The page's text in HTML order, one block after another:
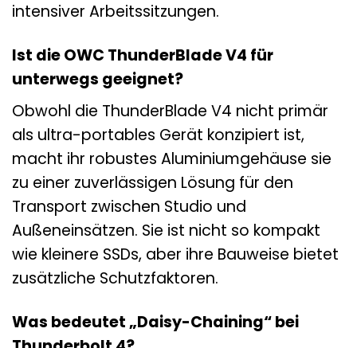
intensiver Arbeitssitzungen.
Ist die OWC ThunderBlade V4 für
unterwegs geeignet?
Obwohl die ThunderBlade V4 nicht primär
als ultra-portables Gerät konzipiert ist,
macht ihr robustes Aluminiumgehäuse sie
zu einer zuverlässigen Lösung für den
Transport zwischen Studio und
Außeneinsätzen. Sie ist nicht so kompakt
wie kleinere SSDs, aber ihre Bauweise bietet
zusätzliche Schutzfaktoren.
Was bedeutet „Daisy-Chaining“ bei